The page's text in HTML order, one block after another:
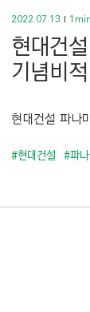
2022.07.13
현대건
기념비
현대건설 파나
#현대건설 #파